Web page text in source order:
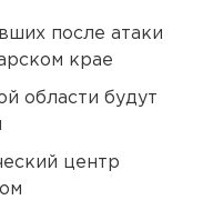
после атаки
крае
области будут
центр